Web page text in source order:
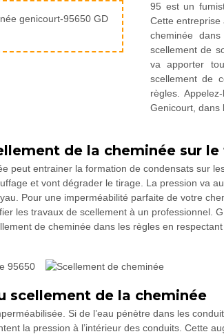
95 est un
Cette entreprise
cheminée
scellement de
va apporter
scellement de
règles.
Genicourt, dans
de la cheminée sur
peut entrainer la formation de condensats sur
et vont dégrader le tirage. La pression va
Pour une imperméabilité parfaite de votre
les travaux de scellement à un professionnel.
de cheminée dans les règles en
scellement de la cheminée
Si de l’eau pénètre dans les
la pression à l’intérieur des conduits. Cette